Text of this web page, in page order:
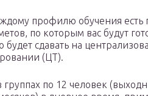
профилю обучения есть
по которым вас будут
будет сдавать на
(ЦТ).
по 12 человек